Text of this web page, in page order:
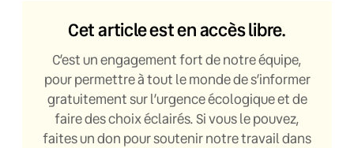
Cet article est en accès libre.
C’est un engagement fort de notre équipe,
pour permettre à tout le monde de s’informer
gratuitement sur l’urgence écologique et de
faire des choix éclairés. Si vous le pouvez,
faites un don pour soutenir notre travail dans